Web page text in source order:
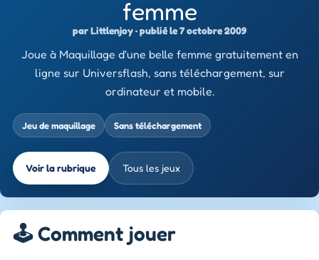
femme
par Littlenjoy · publié le 7 octobre 2009
Joue à Maquillage d'une belle femme gratuitement en
ligne sur Universflash, sans téléchargement, sur
ordinateur et mobile.
Jeu de maquillage Sans téléchargement
Voir la rubrique Tous les jeux
🕹️ Comment jouer